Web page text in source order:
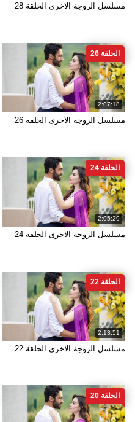
مسلسل الزوجة الاخرى الحلقة 28
2:07:18
الحلقة 26
مسلسل الزوجة الاخرى الحلقة 26
2:05:29
الحلقة 24
مسلسل الزوجة الاخرى الحلقة 24
2:13:51
الحلقة 22
مسلسل الزوجة الاخرى الحلقة 22
الحلقة 20